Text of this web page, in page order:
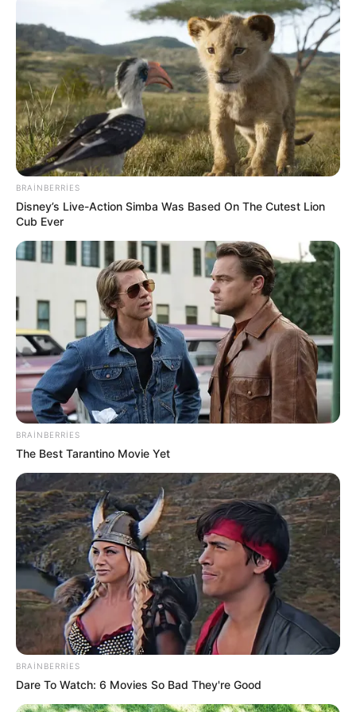
gələcək və 30 günlük dərin danışıqlara sadiq qalacaqlar.
HƏMÇININ OXUYUN
Əmək pensiyalarında və bu müavinətlərdə
ARTIM OLACAQ -Deputat AÇIQLADI
İcra başçısı üç qurumu birləşdirdi, yeni rəis
təyin etdi -FOTO
Qaydalar TƏSDİQLƏNDİ:1 sentyabr 2026-cı il
1 0
Xəbər xoşunuza gəldi? Sosial şəbəkələrdə paylaşın
İran ABŞ xəbər dünya
Bizi Facebook-da
izləyin
Bizi Twitter-da
izləyin
Bizə yazın: (+99450) 247 90 86
ƏLAQƏLI MÖVZULAR
62 milyon dollarlıq sənət əsərinin satışı
BRAINBERRIES
Disney’s Live-Action Simba Was Based On The Cutest Lion
Cub Ever
BRAINBERRIES
The Best Tarantino Movie Yet
BRAINBERRIES
Dare To Watch: 6 Movies So Bad They're Good